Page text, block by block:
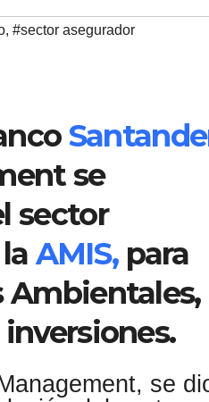
, #sector asegurador
se
sector
AMIS,para
Ambientales,
se